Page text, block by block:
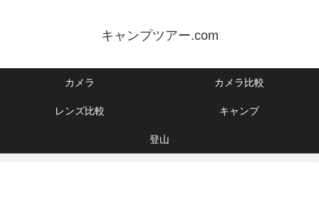
キャンプツアー.com
カメラ カメラ比較
レンズ比較 キャンプ
登山